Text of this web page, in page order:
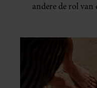
andere de rol van